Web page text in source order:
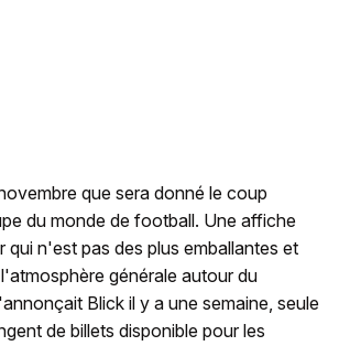
que sera donné le coup
du monde de football. Une affiche
n'est pas des plus emballantes et
générale autour du
Blick il y a une semaine, seule
de billets disponible pour les